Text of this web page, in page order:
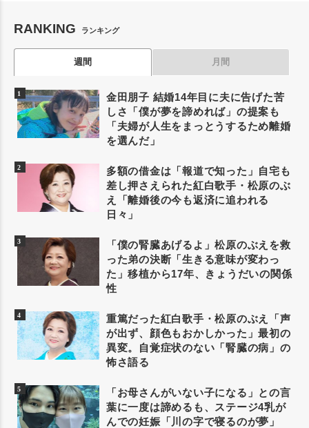
RANKING ランキング
週間 月間
金田朋子 結婚14年目に夫に告げた苦
しさ「僕が夢を諦めれば」の提案も
「夫婦が人生をまっとうするため離婚
を選んだ」
多額の借金は「報道で知った」自宅も
差し押さえられた紅白歌手・松原のぶ
え「離婚後の今も返済に追われる
日々」
「僕の腎臓あげるよ」松原のぶえを救
った弟の決断「生きる意味が変わっ
た」移植から17年、きょうだいの関係
性
重篤だった紅白歌手・松原のぶえ「声
が出ず、顔色もおかしかった」最初の
異変。自覚症状のない「腎臓の病」の
怖さ語る
「お母さんがいない子になる」との言
葉に一度は諦めるも、ステージ4乳が
んでの妊娠「川の字で寝るのが夢」